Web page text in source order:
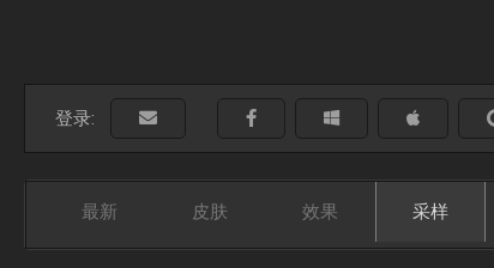
登录:
最新 皮肤 效果 采样